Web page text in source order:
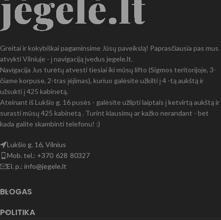
Greitai ir kokybiškai pagaminsime Jūsų paveikslą! Paprasčiausia pas mus
atvykti Vilniuje - į navigaciją įvedus jegele.lt.
Navigacija Jus turėtų atvesti tiesiai iki mūsų lifto (Sigmos teritorijoje, 3-
čiame korpuse, 2-tras įėjimas), kuriuo galėsite užkilti į 4 -tą aukštą ir
užsukti į 425 kabinetą.
Ateinant iš Lukšio g. 16 pusės - galėsite užlipti laiptais į ketvirtą aukštą ir
surasti mūsų 425 kabinetą . Turint klausimų ar kažko nerandant - bet
kada galite skambinti telefonu! :)
Lukšio g. 16, Vilnius
Mob. tel.: +370 628 80327
El. p.: info@jegele.lt
BLOGAS
POLITIKA